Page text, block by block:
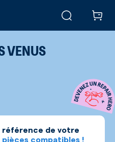
VENUS
référence de votre
pièces compatibles !